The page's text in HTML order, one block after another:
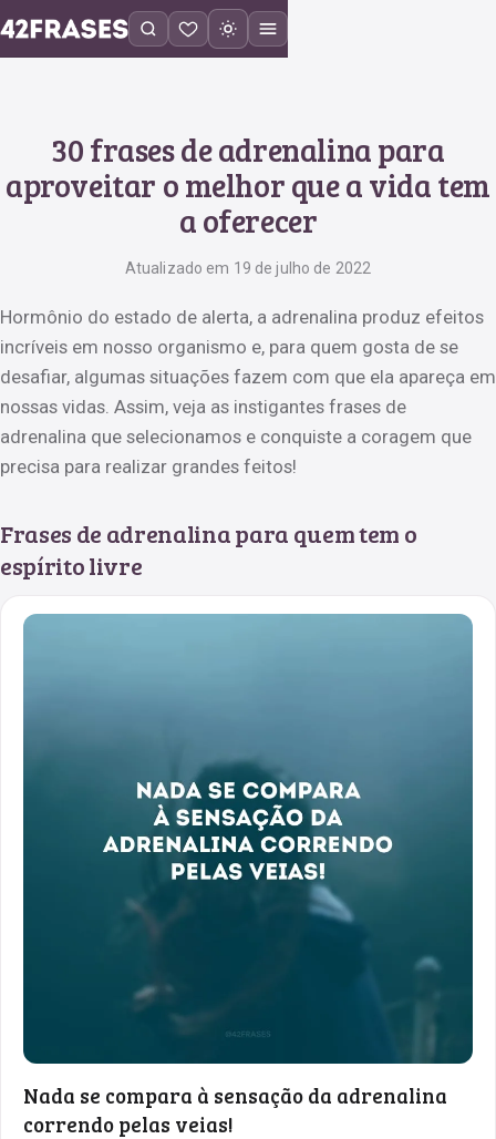
30 frases de adrenalina para
aproveitar o melhor que a vida tem
a oferecer
Atualizado em 19 de julho de 2022
Hormônio do estado de alerta, a adrenalina produz efeitos
incríveis em nosso organismo e, para quem gosta de se
desafiar, algumas situações fazem com que ela apareça em
nossas vidas. Assim, veja as instigantes frases de
adrenalina que selecionamos e conquiste a coragem que
precisa para realizar grandes feitos!
Frases de adrenalina para quem tem o
espírito livre
Nada se compara à sensação da adrenalina
correndo pelas veias!